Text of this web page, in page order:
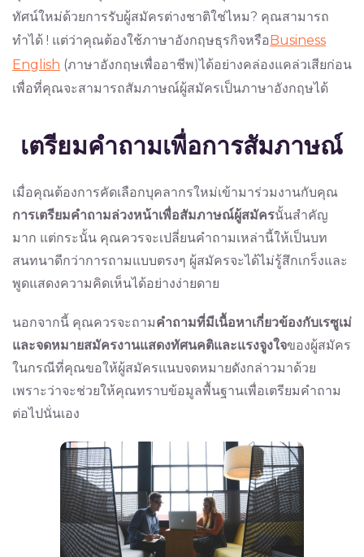
ทัศน์ใหม่ด้วยการรับผู้สมัครต่างชาติใช่ไหม? คุณสามารถ
ทำได้ ! แต่ว่าคุณต้องใช้ภาษาอังกฤษธุรกิจหรือBusiness
English (ภาษาอังกฤษเพื่ออาชีพ)ได้อย่างคล่องแคล่วเสียก่อน
เพื่อที่คุณจะสามารถสัมภาษณ์ผู้สมัครเป็นภาษาอังกฤษได้
เตรียมคำถามเพื่อการสัมภาษณ์
เมื่อคุณต้องการคัดเลือกบุคลากรใหม่เข้ามาร่วมงานกับคุณ
การเตรียมคำถามล่วงหน้าเพื่อสัมภาษณ์ผู้สมัครนั้นสำคัญ
มาก แต่กระนั้น คุณควรจะเปลี่ยนคำถามเหล่านี้ให้เป็นบท
สนทนาดีกว่าการถามแบบตรงๆ ผู้สมัครจะได้ไม่รู้สึกเกร็งและ
พูดแสดงความคิดเห็นได้อย่างง่ายดาย
นอกจากนี้ คุณควรจะถามคำถามที่มีเนื้อหาเกี่ยวข้องกับเรซูเม่
และจดหมายสมัครงานแสดงทัศนคติและแรงจูงใจของผู้สมัคร
ในกรณีที่คุณขอให้ผู้สมัครแนบจดหมายดังกล่าวมาด้วย
เพราะว่าจะช่วยให้คุณทราบข้อมูลพื้นฐานเพื่อเตรียมคำถาม
ต่อไปนั่นเอง